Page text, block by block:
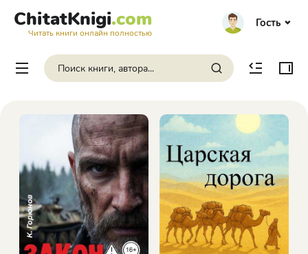
ChitatKnigi.com
Читать книги онлайн полностью
Гость